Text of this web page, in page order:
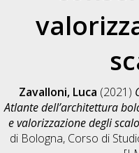
Zavalloni, Luca (2021)
Atlante dell’architettura
e valorizzazione degli
di Bologna, Corso di